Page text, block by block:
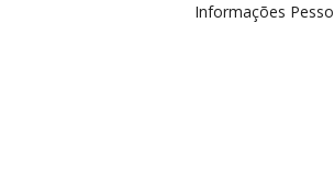
Informações